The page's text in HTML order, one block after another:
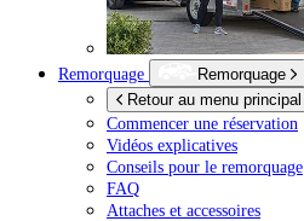
Remorquage
Remorquage
Retour au menu principal
Commencer une réservation
Vidéos explicatives
Conseils pour le remorquage
FAQ
Attaches et accessoires